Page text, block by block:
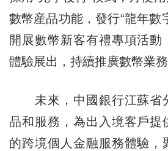
數幣産品功能，發行“龍年數
開展數幣新客有禮專項活動
體驗展出，持續推廣數幣業務
未來，中國銀行江蘇省
品和服務，為出入境客戶提
的跨境個人金融服務體驗，